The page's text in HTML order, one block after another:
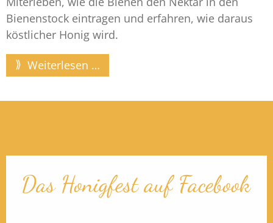
Bienenstock eintragen und erfahren, wie daraus
köstlicher Honig wird.
Weiterlesen …
Das Honigfest auf Facebook